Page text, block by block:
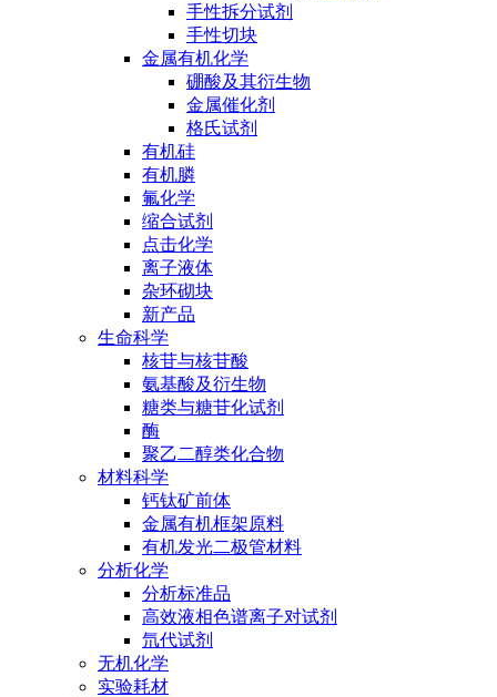
手性拆分试剂
手性切块
金属有机化学
硼酸及其衍生物
金属催化剂
格氏试剂
有机硅
有机膦
氟化学
缩合试剂
点击化学
离子液体
杂环砌块
新产品
生命科学
核苷与核苷酸
氨基酸及衍生物
糖类与糖苷化试剂
酶
聚乙二醇类化合物
材料科学
钙钛矿前体
金属有机框架原料
有机发光二极管材料
分析化学
分析标准品
高效液相色谱离子对试剂
氘代试剂
无机化学
实验耗材